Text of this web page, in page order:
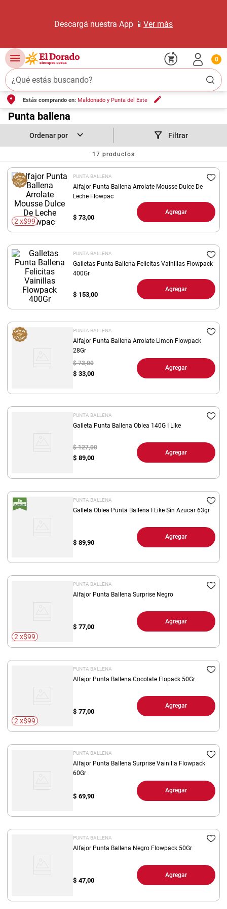
Descargá nuestra App 📱 Ver más
¿Qué estás buscando?
0
Estás comprando en: Maldonado y Punta del Este
Punta ballena
Filtrar
17 productos
2 x$99
PUNTA BALLENA
Alfajor Punta Ballena Arrolate Mousse Dulce De
Leche Flowpac
$ 73,00
Agregar
PUNTA BALLENA
Galletas Punta Ballena Felicitas Vainillas Flowpack
400Gr
$ 153,00
Agregar
PUNTA BALLENA
Alfajor Punta Ballena Arrolate Limon Flowpack
28Gr
$ 33,00
$ 73,00
Agregar
PUNTA BALLENA
Galleta Punta Ballena Oblea 140G I Like
$ 89,00
$ 127,00
Agregar
PUNTA BALLENA
Galleta Oblea Punta Ballena I Like Sin Azucar 63gr
$ 89,90
Agregar
2 x$99
PUNTA BALLENA
Alfajor Punta Ballena Surprise Negro
$ 77,00
Agregar
2 x$99
PUNTA BALLENA
Alfajor Punta Ballena Cocolate Flopack 50Gr
$ 77,00
Agregar
PUNTA BALLENA
Alfajor Punta Ballena Surprise Vainilla Flowpack
60Gr
$ 69,90
Agregar
PUNTA BALLENA
Alfajor Punta Ballena Negro Flowpack 50Gr
$ 47,00
Agregar
TÉRMINOS MÁS BUSCADOS
leche
4. queso
5. pollo
. bondiola
. fideos